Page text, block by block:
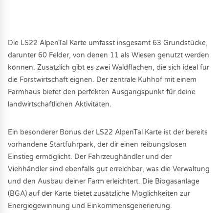
Die LS22 AlpenTal Karte umfasst insgesamt 63 Grundstücke,
darunter 60 Felder, von denen 11 als Wiesen genutzt werden
können. Zusätzlich gibt es zwei Waldflächen, die sich ideal für
die Forstwirtschaft eignen. Der zentrale Kuhhof mit einem
Farmhaus bietet den perfekten Ausgangspunkt für deine
landwirtschaftlichen Aktivitäten.
Ein besonderer Bonus der LS22 AlpenTal Karte ist der bereits
vorhandene Startfuhrpark, der dir einen reibungslosen
Einstieg ermöglicht. Der Fahrzeughändler und der
Viehhändler sind ebenfalls gut erreichbar, was die Verwaltung
und den Ausbau deiner Farm erleichtert. Die Biogasanlage
(BGA) auf der Karte bietet zusätzliche Möglichkeiten zur
Energiegewinnung und Einkommensgenerierung.